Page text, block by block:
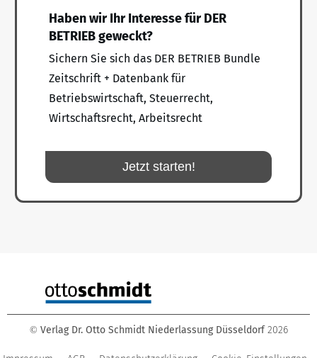
Haben wir Ihr Interesse für DER
BETRIEB geweckt?
Sichern Sie sich das DER BETRIEB Bundle
Zeitschrift + Datenbank für
Betriebswirtschaft, Steuerrecht,
Wirtschaftsrecht, Arbeitsrecht
Jetzt starten!
© Verlag Dr. Otto Schmidt Niederlassung Düsseldorf 2026